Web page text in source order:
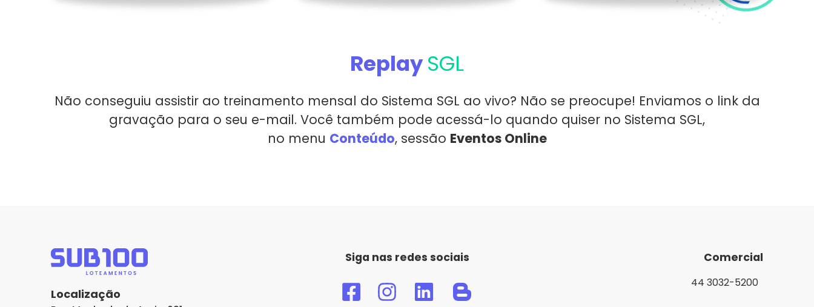
ReplaySGL
Não conseguiu assistir ao treinamento mensal do Sistema SGL ao vivo? Não se preocupe! Enviamos o link da
gravação para o seu e-mail. Você também pode acessá-lo quando quiser no Sistema SGL,
no menu Conteúdo, sessão Eventos Online
Localização
Siga nas redes sociais Comercial
44 3032-5200